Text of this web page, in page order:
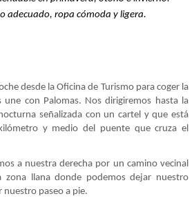
adecuado, ropa cómoda y ligera.
desde la Oficina de Turismo para coger la
con Palomas. Nos dirigiremos hasta la
señalizada con un cartel y que está
y medio del puente que cruza el
a nuestra derecha por un camino vecinal
zona llana donde podemos dejar nuestro
nuestro paseo a pie.